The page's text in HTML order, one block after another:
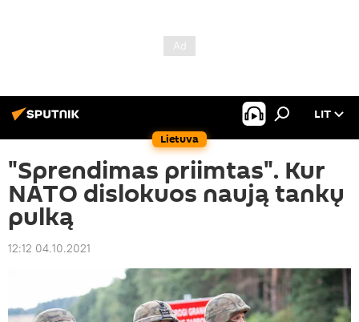
Lietuva
LIT
"Sprendimas priimtas". Kur
NATO dislokuos naują tankų
pulką
12:12 04.10.2021